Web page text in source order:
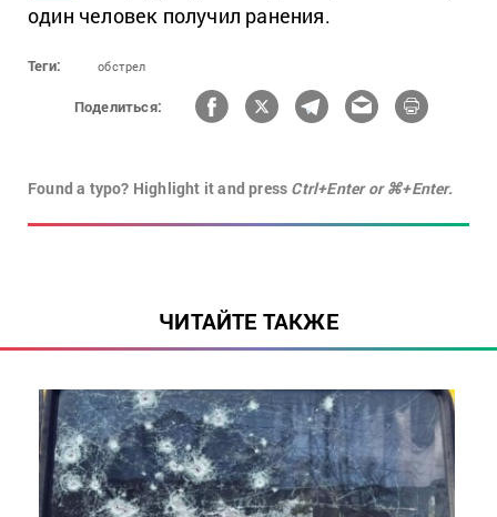
один человек получил ранения.
Теги: обстрел
Поделиться:
Found a typo? Highlight it and press Ctrl+Enter or ⌘+Enter.
ЧИТАЙТЕ ТАКЖЕ